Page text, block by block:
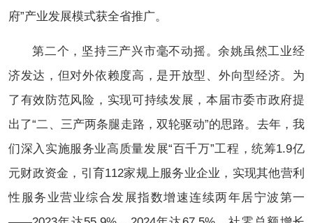
府”产业发展模式获全省推广。
第二个，坚持三产兴市毫不动摇。余姚虽然工业经
济发达，但对外依赖度高，是开放型、外向型经济。为
了有效防范风险，实现可持续发展，本届市委市政府提
出了“二、三产两条腿走路，双轮驱动”的思路。去年，我
们深入实施服务业高质量发展“百千万”工程，统筹1.9亿
元财政资金，引育112家规上服务业企业，实现其他营利
性服务业营业综合发展指数增速连续两年居宁波第一